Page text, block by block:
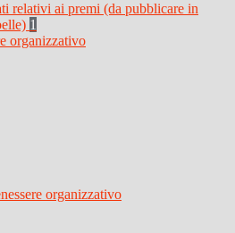
relativi ai premi (da pubblicare in
1
organizzativo
organizzativo